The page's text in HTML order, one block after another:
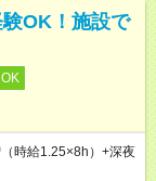
験OK！施設で
時給1.25×8h）+深夜